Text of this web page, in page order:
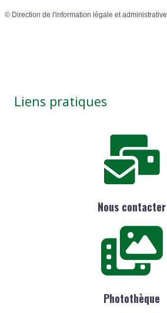
© Direction de l'information légale et administrative
Liens pratiques
Nous contacter
Photothèque